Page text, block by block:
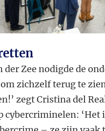
Zee nodigde de
zichzelf terug te
zegt Cristina del
cybercriminelen: